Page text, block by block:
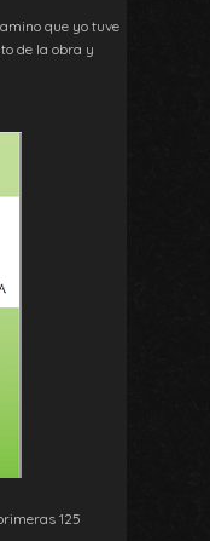
que yo tuve
de la obra y
125